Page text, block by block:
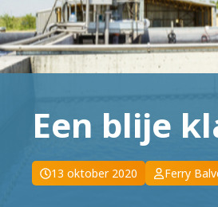
Een blije
13 oktober 2020 Ferry